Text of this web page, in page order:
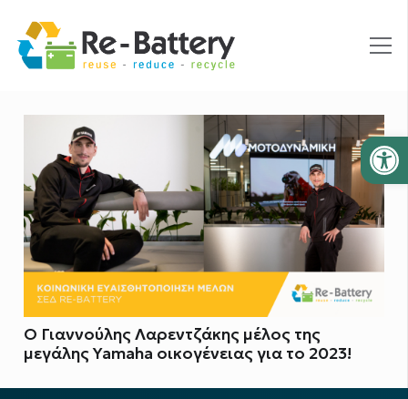
Ο Γιαννούλης Λαρεντζάκης μέλος της
μεγάλης Yamaha οικογένειας για το 2023!